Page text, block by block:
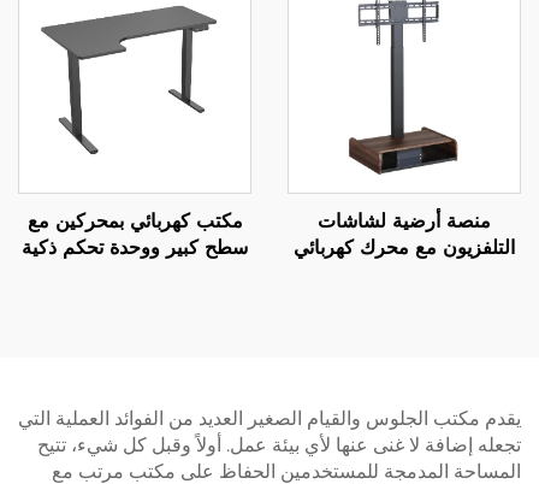
منصة أرضية لشاشات
التلفزيون مع محرك كهربائي
مكتب كهربائي بمحركين مع
سطح كبير ووحدة تحكم ذكية
يقدم مكتب الجلوس والقيام الصغير العديد من الفوائد العملية التي
تجعله إضافة لا غنى عنها لأي بيئة عمل. أولاً وقبل كل شيء، تتيح
المساحة المدمجة للمستخدمين الحفاظ على مكتب مرتب مع